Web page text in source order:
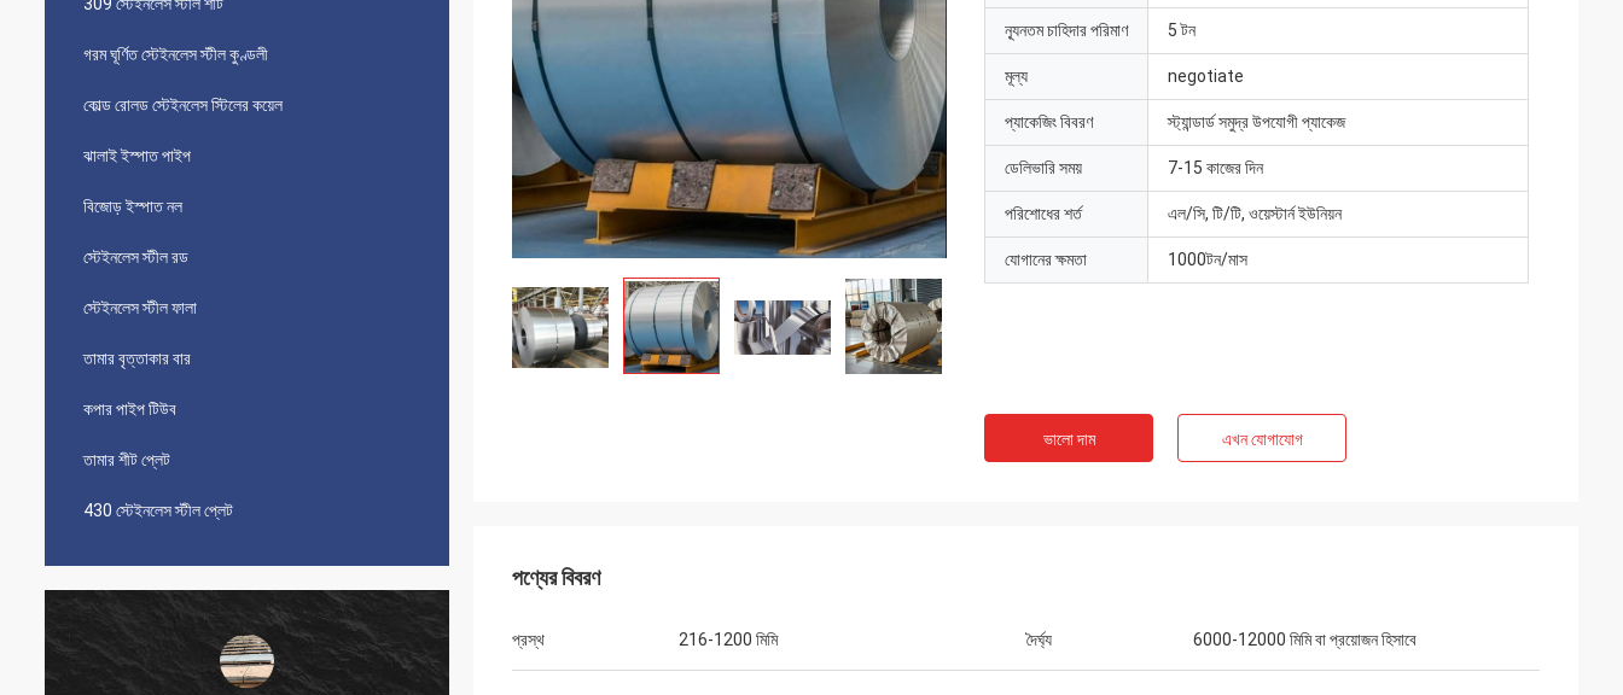
গরম ঘূর্ণিত স্টেইনলেস স্টীল কুণ্ডলী
কোল্ড রোলড স্টেইনলেস স্টিলের কয়েল
ঝালাই ইস্পাত পাইপ
বিজোড় ইস্পাত নল
স্টেইনলেস স্টীল রড
স্টেইনলেস স্টীল ফালা
তামার বৃত্তাকার বার
কপার পাইপ টিউব
তামার শীট প্লেট
430 স্টেইনলেস স্টীল প্লেট
ন্যূনতম চাহিদার পরিমাণ 5 টন
মূল্য negotiate
প্যাকেজিং বিবরণ স্ট্যান্ডার্ড সমুদ্র উপযোগী প্যাকেজ
ডেলিভারি সময় 7-15 কাজের দিন
পরিশোধের শর্ত এল/সি, টি/টি, ওয়েস্টার্ন ইউনিয়ন
যোগানের ক্ষমতা 1000টন/মাস
ভালো দাম এখন যোগাযোগ
পণ্যের বিবরণ
প্রস্থ 216-1200 মিমি দৈর্ঘ্য 6000-12000 মিমি বা প্রয়োজন হিসাবে